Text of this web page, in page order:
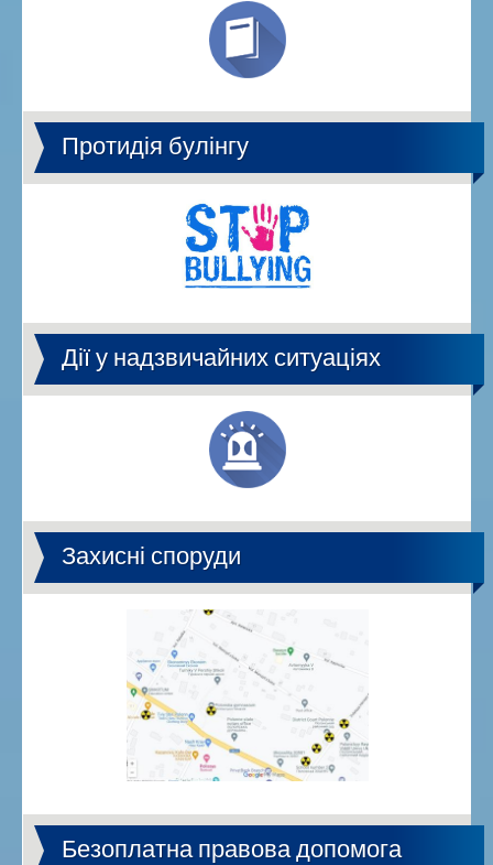
Протидія булінгу
Дії у надзвичайних ситуаціях
Захисні споруди
Безоплатна правова допомога